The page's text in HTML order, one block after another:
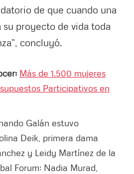
de que cuando una
proyecto de vida toda
concluyó.
Más de 1.500 mujeres
Participativos en
Galán estuvo
Deik, primera dama
y Leidy Martínez de la
Forum; Nadia Murad,